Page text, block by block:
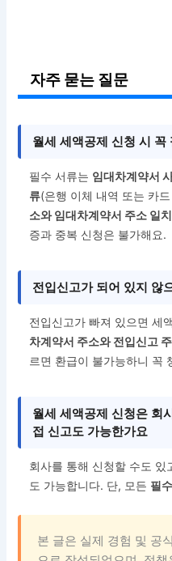
자주 묻는 질문
월세 세액공제 신청 시
필수 서류는 임대차계약서
류(은행 이체 내역 또는 카
소와 임대차계약서 주소 일치
증과 중복 신청은 불가해요.
전입신고가 되어 있지 않
전입신고가 빠져 있으면 세
차계약서 주소와 전입신고
르면 환급이 불가능하니 꼭
월세 세액공제 신청은 회
접 신고도 가능한가요
회사를 통해 신청할 수도 있
도 가능합니다. 단, 모든 필
본 글은 실제 경험 및 공